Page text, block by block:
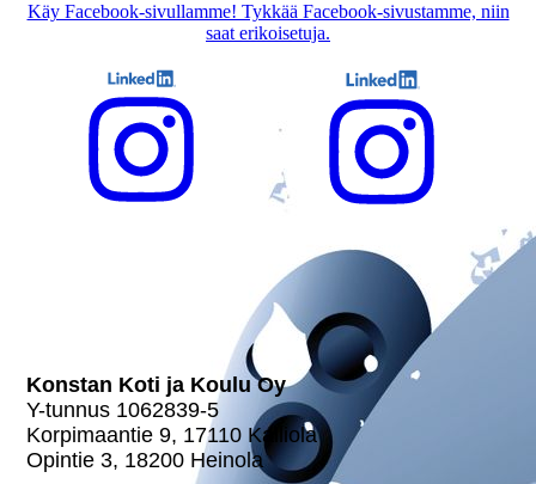
Käy Facebook-sivullamme! Tykkää Facebook-sivustamme, niin
saat erikoisetuja.
Konstan Koti ja Koulu Oy
Y-tunnus 1062839-5
Kor­pi­maan­tie 9, 17110 Kalliola
Opintie 3, 18200 Heinola